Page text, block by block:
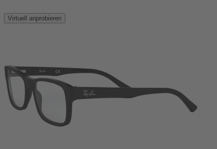
Virtuell anprobieren